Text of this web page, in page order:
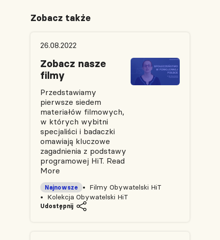
Zobacz także
26.08.2022
Zobacz nasze
filmy
Przedstawiamy
pierwsze siedem
materiałów filmowych,
w których wybitni
specjaliści i badaczki
omawiają kluczowe
zagadnienia z podstawy
programowej HiT. Read
More
Filmy Obywatelski HiT
Najnowsze
Kolekcja Obywatelski HiT
Udostępnij